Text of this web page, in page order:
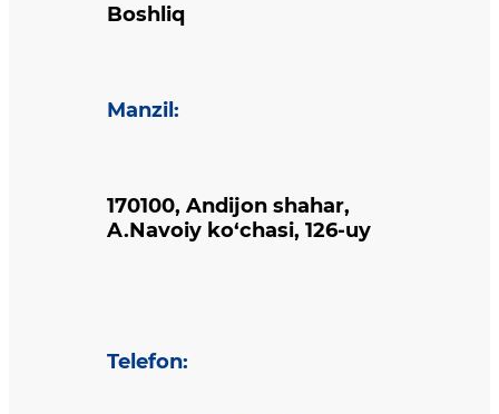
Boshliq
Manzil :
170100, Andijon shahar,
A.Navoiy ko‘chasi, 126-uy
Telefon: